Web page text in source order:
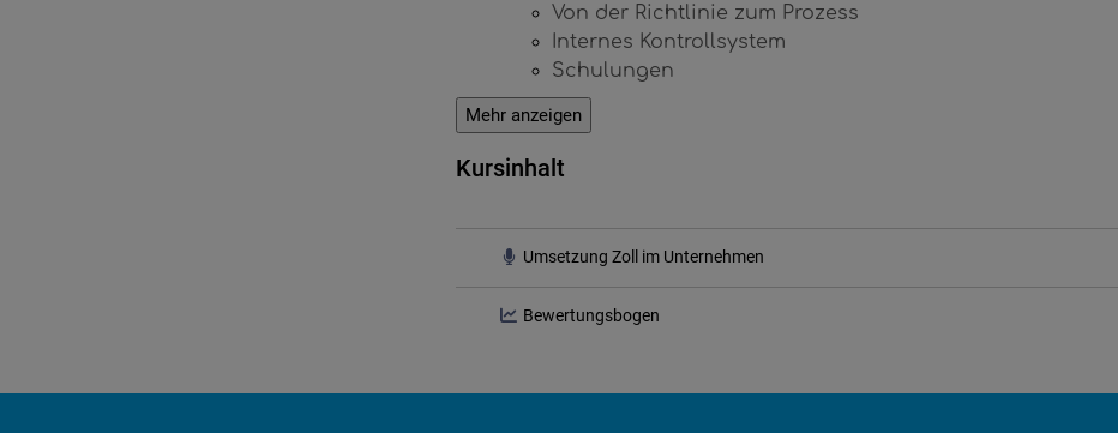
Von der Richtlinie zum Prozess
Internes Kontrollsystem
Schulungen
Mehr anzeigen
Kursinhalt
Umsetzung Zoll im Unternehmen
Bewertungsbogen